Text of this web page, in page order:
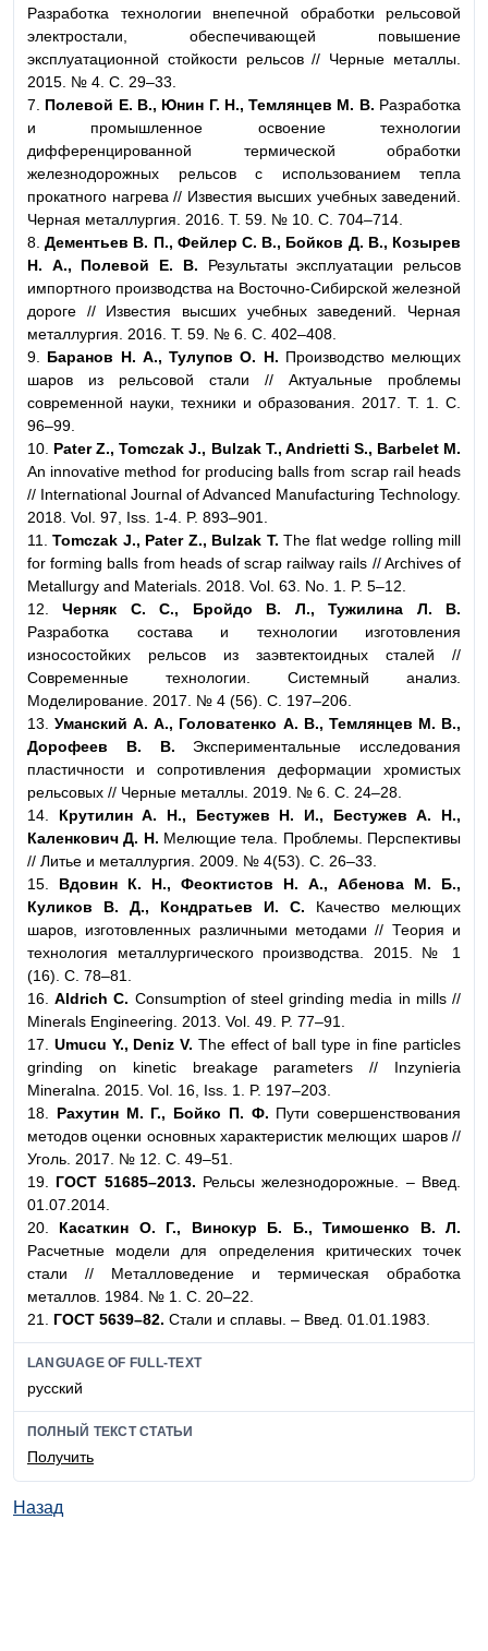
Разработка технологии внепечной обработки рельсовой
электростали, обеспечивающей повышение
эксплуатационной стойкости рельсов // Черные металлы.
2015. № 4. С. 29–33.
7. Полевой Е. В., Юнин Г. Н., Темлянцев М. В. Разработка
и промышленное освоение технологии
дифференцированной термической обработки
железнодорожных рельсов с использованием тепла
прокатного нагрева // Известия высших учебных заведений.
Черная металлургия. 2016. Т. 59. № 10. С. 704–714.
8.Дементьев В. П., Фейлер С. В., Бойков Д. В., Козырев
Н. А., Полевой Е. В. Результаты эксплуатации рельсов
импортного производства на Восточно-Сибирской железной
дороге // Известия высших учебных заведений. Черная
металлургия. 2016. Т. 59. № 6. С. 402–408.
9. Баранов Н. А., Тулупов О. Н. Производство мелющих
шаров из рельсовой стали // Актуальные проблемы
современной науки, техники и образования. 2017. Т. 1. С.
96–99.
10. Pater Z., Tomczak J., Bulzak T., Andrietti S., Barbelet M.
An innovative method for producing balls from scrap rail heads
// International Journal of Advanced Manufacturing Technology.
2018. Vol. 97, Iss. 1-4. P. 893–901.
11.
Tomczak J., Pater Z., Bulzak T. The flat wedge rolling mill
for forming balls from heads of scrap railway rails // Archives of
Metallurgy and Materials. 2018. Vol. 63. No. 1. P. 5–12.
12.Черняк С. С., Бройдо В. Л., Тужилина Л. В.
Разработка состава и технологии изготовления
износостойких рельсов из заэвтектоидных сталей //
Современные технологии. Системный анализ.
Моделирование. 2017. № 4 (56). С. 197–206.
13.Уманский А. А., Головатенко А. В., Темлянцев М. В.,
Дорофеев В. В. Экспериментальные исследования
пластичности и сопротивления деформации хромистых
рельсовых // Черные металлы. 2019. № 6. С. 24–28.
14. Крутилин А. Н., Бестужев Н. И., Бестужев А. Н.,
Каленкович Д. Н. Мелющие тела. Проблемы. Перспективы
// Литье и металлургия. 2009. № 4(53). С. 26–33.
15. Вдовин К. Н., Феоктистов Н. А., Абенова М. Б.,
Куликов В. Д., Кондратьев И. С. Качество мелющих
шаров, изготовленных различными методами // Теория и
технология металлургического производства. 2015. № 1
(16). С. 78–81.
16.Aldrich C. Consumption of steel grinding media in mills //
Minerals Engineering. 2013. Vol. 49. P. 77–91.
17. Umucu Y., Deniz V. The effect of ball type in fine particles
grinding on kinetic breakage parameters // Inzynieria
Mineralna. 2015. Vol. 16, Iss. 1. P. 197–203.
18. Рахутин М. Г., Бойко П. Ф. Пути совершенствования
методов оценки основных характеристик мелющих шаров //
Уголь. 2017. № 12. С. 49–51.
19. ГОСТ 51685–2013. Рельсы железнодорожные. – Введ.
01.07.2014.
20. Касаткин О. Г., Винокур Б. Б., Тимошенко В. Л.
Расчетные модели для определения критических точек
стали // Металловедение и термическая обработка
металлов. 1984. № 1. С. 20–22.
21. ГОСТ 5639–82. Стали и сплавы. – Введ. 01.01.1983.
LANGUAGE OF FULL-TEXT
русский
ПОЛНЫЙ ТЕКСТ СТАТЬИ
Получить
Назад